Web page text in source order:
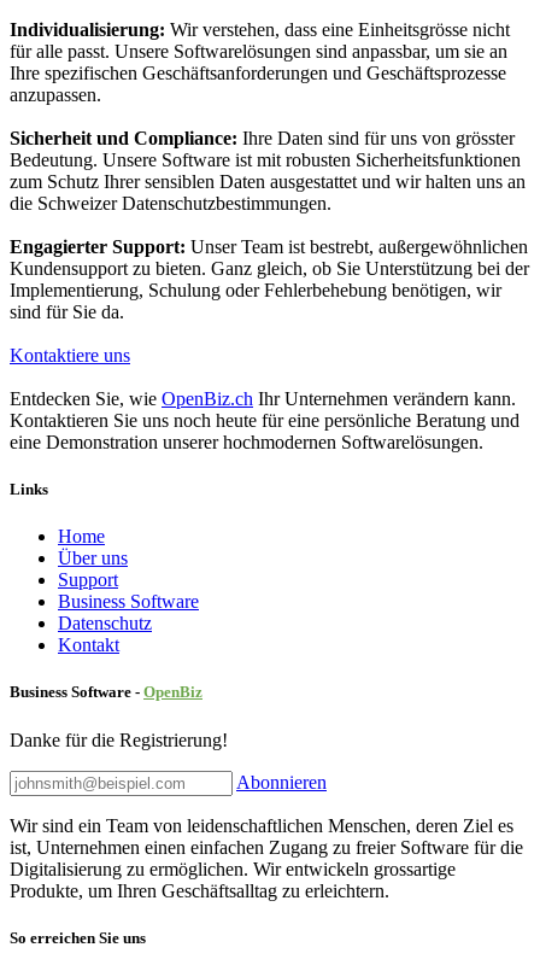
Individualisierung: Wir verstehen, dass eine Einheitsgrösse nicht
für alle passt. Unsere Softwarelösungen sind anpassbar, um sie an
Ihre spezifischen Geschäftsanforderungen und Geschäftsprozesse
anzupassen.
Sicherheit und Compliance: Ihre Daten sind für uns von grösster
Bedeutung. Unsere Software ist mit robusten Sicherheitsfunktionen
zum Schutz Ihrer sensiblen Daten ausgestattet und wir halten uns an
die Schweizer Datenschutzbestimmungen.
Engagierter Support: Unser Team ist bestrebt, außergewöhnlichen
Kundensupport zu bieten. Ganz gleich, ob Sie Unterstützung bei der
Implementierung, Schulung oder Fehlerbehebung benötigen, wir
sind für Sie da.
Kontaktiere uns
Entdecken Sie, wie OpenBiz.ch Ihr Unternehmen verändern kann.
Kontaktieren Sie uns noch heute für eine persönliche Beratung und
eine Demonstration unserer hochmodernen Softwarelösungen.
Links
Home
Über uns
Sup​port
Business Software
Datenschutz
Kontakt
Business Software - OpenBiz
Danke für die Registrierung!
Abonnieren
Wir sind ein Team von leidenschaftlichen Menschen, deren Ziel es
ist, Unternehmen einen einfachen Zugang zu freier Software für die
Digitalisierung zu ermöglichen. Wir entwickeln grossartige
Produkte, um Ihren Geschäftsalltag zu erleichtern.
So erreichen Sie uns